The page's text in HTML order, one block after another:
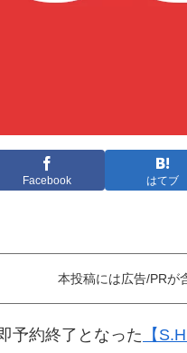
Facebook はてブ
本投稿には広告/PRが
予約終了となった 【